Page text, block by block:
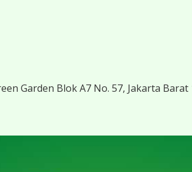
Garden Blok A7 No. 57, Jakarta